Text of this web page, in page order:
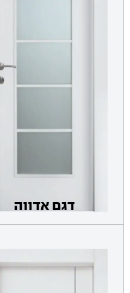
דגם אדווה